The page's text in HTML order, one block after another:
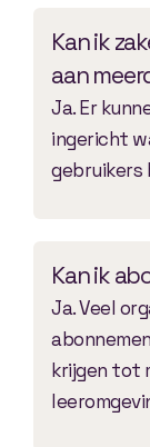
Kan ik
aan
Ja. Er
ingericht
gebruikers
Kan ik
Ja. Veel
krijgen tot